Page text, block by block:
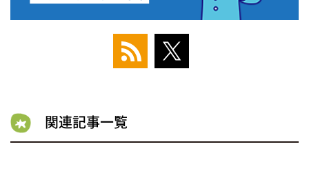
関連記事一覧